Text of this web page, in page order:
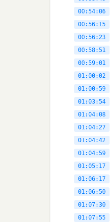
00:54:06
00:56:15
00:56:23
00:58:51
00:59:01
01:00:02
01:00:59
01:03:54
01:04:08
01:04:27
01:04:42
01:04:59
01:05:17
01:06:17
01:06:50
01:07:30
01:07:55